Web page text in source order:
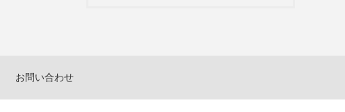
お問い合わせ